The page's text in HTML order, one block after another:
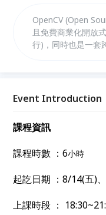
OpenCV (Open
且免費商業化開放
行)，同時也是一套
Teachable
Event Introduction
課程資訊
課程時數 ：6小時
起訖日期 ：8/14(五)
上課時段 ：